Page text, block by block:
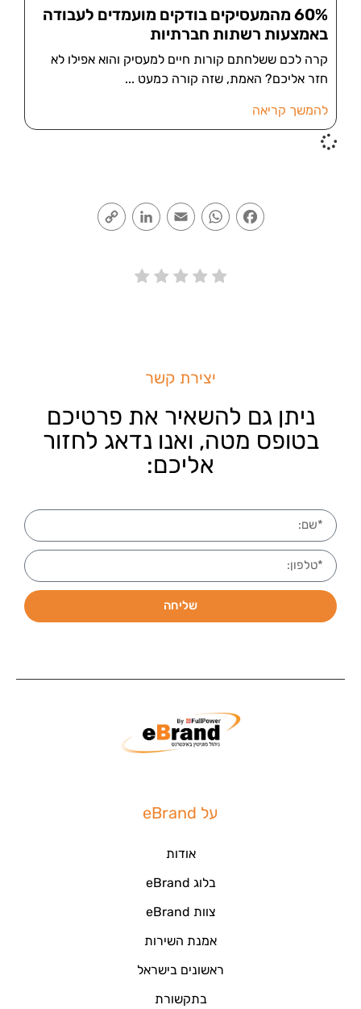
60% מהמעסיקים בודקים מועמדים לעבודה
באמצעות רשתות חברתיות
קרה לכם ששלחתם קורות חיים למעסיק והוא אפילו לא
חזר אליכם? האמת, שזה קורה כמעט
להמשך קריאה
Facebook
WhatsApp
Email
LinkedIn
יצירת קשר
ניתן גם להשאיר את פרטיכם
בטופס מטה, ואנו נדאג לחזור
אליכם:
שליחה
על eBrand
אודות
בלוג eBrand
צוות eBrand
אמנת השירות
ראשונים בישראל
בתקשורת